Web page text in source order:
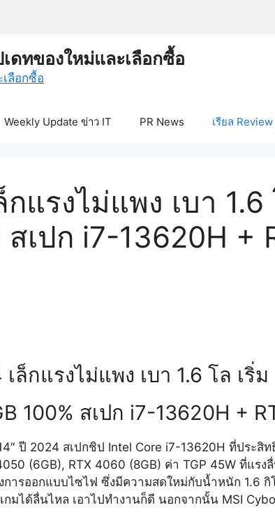
ดทของใหม่และเลือกซื้อ
Weekly Update ข่าว IT PR News เรียล Review
แรงไม่แพง เบา
สเปก i7-13620H +
ล็กแรงไม่แพง เบา 1.6 โล เริ่
100% สเปก i7-13620H +
ปี 2024 สเปกชิป Intel Core i7-13620H ที่ประสิท
(6GB), RTX 4060 (8GB) ค่า TGP 45W ที่แร
รออกแบบไซไฟ ซึ่งมีความสดใหม่กับน้ำหนัก 1.6 กิ
กมได้ลื่นไหล เอาไปทำงานก็ดี นอกจากนั้น MSI